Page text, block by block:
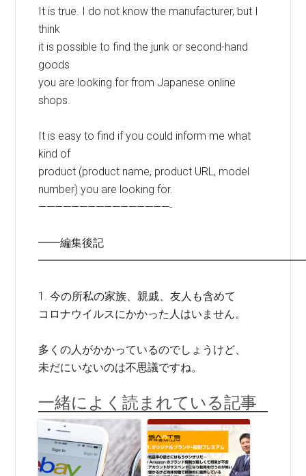
It is true. I do not know the manufacturer, but I
think
it is possible to find the junk or second-hand
goods
you are looking for from Japanese online
shops.
It is easy to find if you could inform me what
kind of
product (product name, product URL, model
number) you are looking for.
————————————————-
━━編集後記
1. 今の所私の家族、親戚、友人も含めて
コロナウイルスにかかった人はいません。
多くの人がかかっているのでしょうけど、
未だにいないのは不思議ですね。
一緒によく読まれている記事